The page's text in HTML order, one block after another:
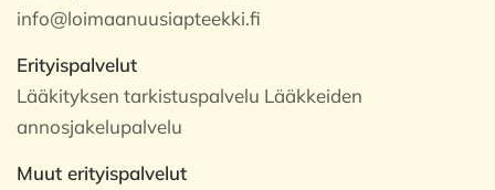
info@loimaanuusiapteekki.fi
Erityispalvelut
Lääkityksen tarkistuspalvelu Lääkkeiden
annosjakelupalvelu
Muut erityispalvelut